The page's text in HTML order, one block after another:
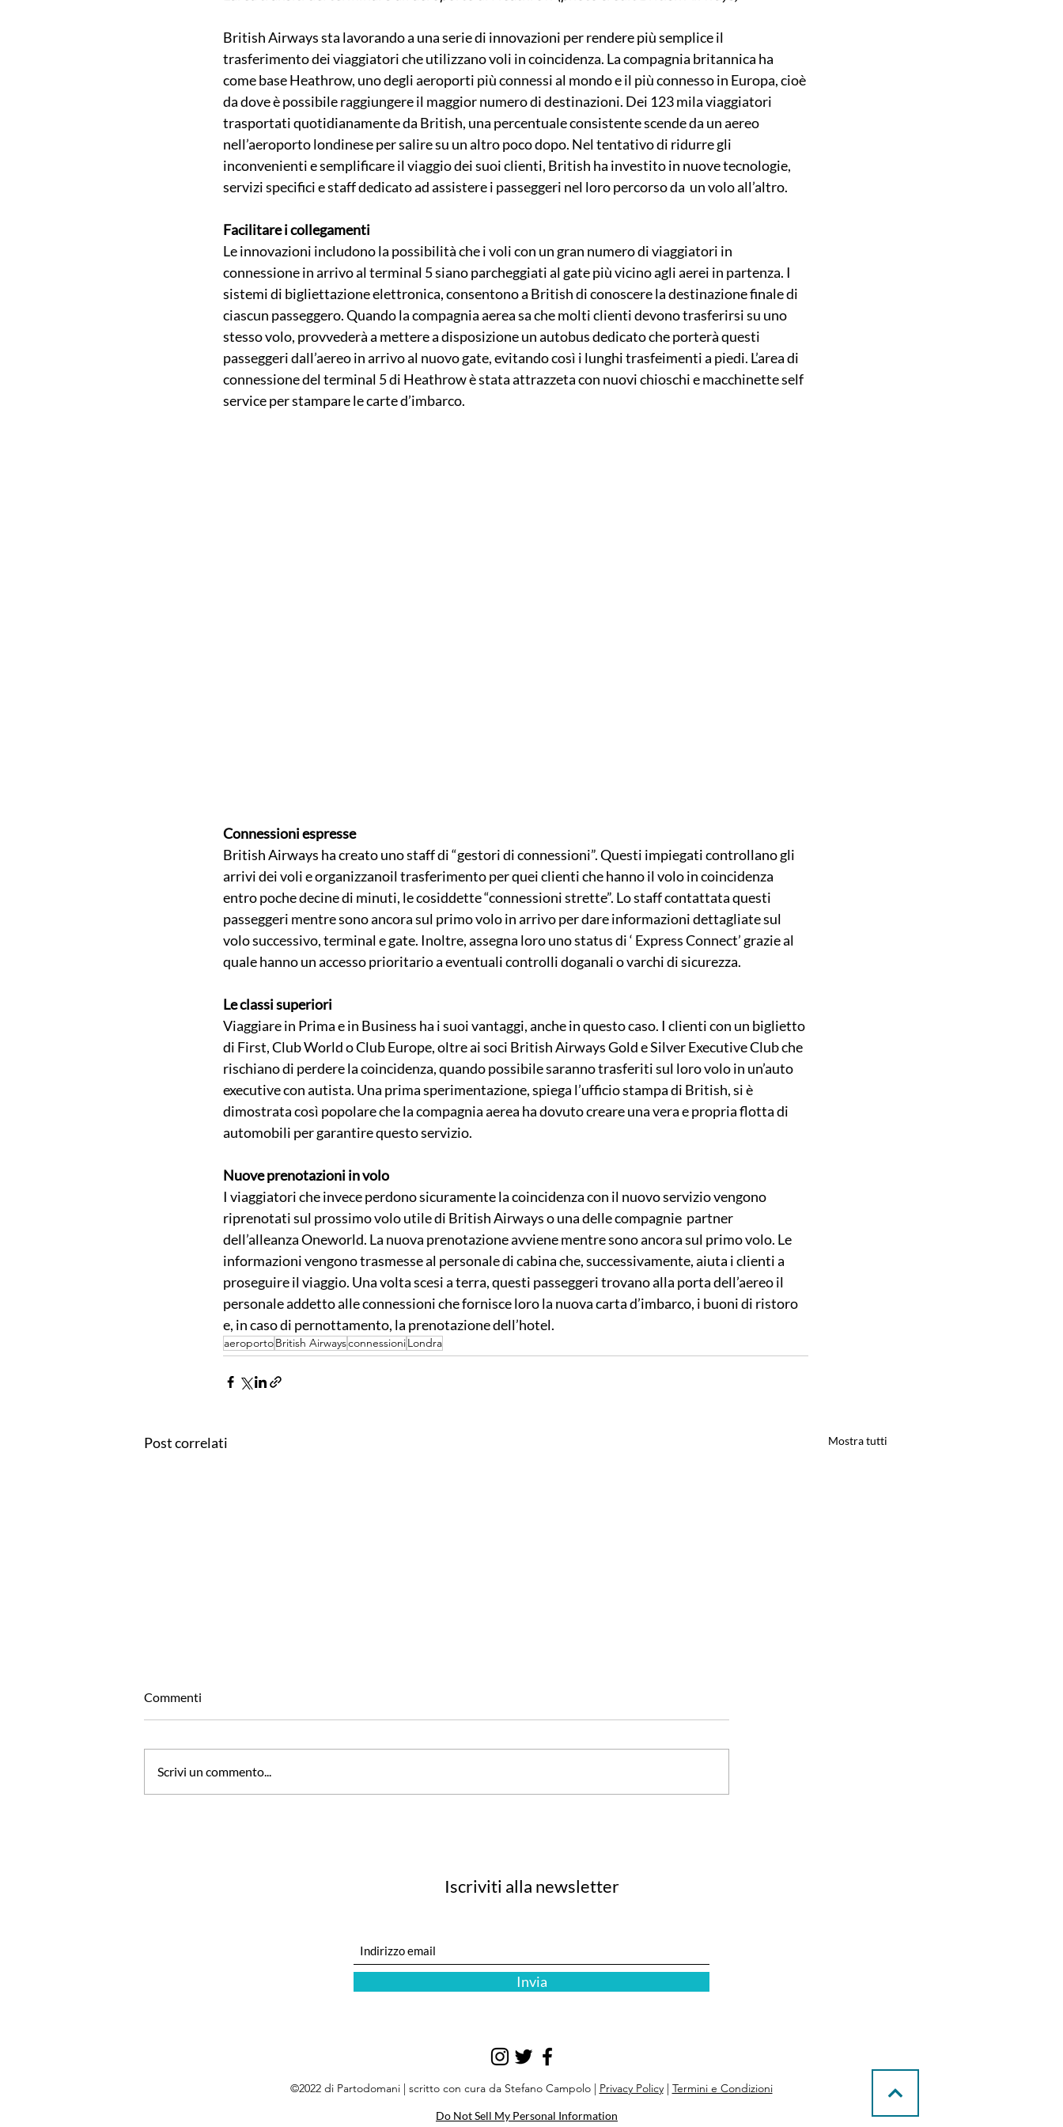
British Airways sta lavorando a una serie di innovazioni per rendere più semplice il
trasferimento dei viaggiatori che utilizzano voli in coincidenza. La compagnia britannica ha
come base Heathrow, uno degli aeroporti più connessi al mondo e il più connesso in Europa, cioè
da dove è possibile raggiungere il maggior numero di destinazioni. Dei 123 mila viaggiatori
trasportati quotidianamente da British, una percentuale consistente scende da un aereo
nell’aeroporto londinese per salire su un altro poco dopo. Nel tentativo di ridurre gli
inconvenienti e semplificare il viaggio dei suoi clienti, British ha investito in nuove tecnologie,
servizi specifici e staff dedicato ad assistere i passeggeri nel loro percorso da  un volo all’altro.
Facilitare i collegamenti
Le innovazioni includono la possibilità che i voli con un gran numero di viaggiatori in
connessione in arrivo al terminal 5 siano parcheggiati al gate più vicino agli aerei in partenza. I
sistemi di bigliettazione elettronica, consentono a British di conoscere la destinazione finale di
ciascun passeggero. Quando la compagnia aerea sa che molti clienti devono trasferirsi su uno
stesso volo, provvederà a mettere a disposizione un autobus dedicato che porterà questi
passeggeri dall’aereo in arrivo al nuovo gate, evitando così i lunghi trasfeimenti a piedi. L’area di
connessione del terminal 5 di Heathrow è stata attrazzeta con nuovi chioschi e macchinette self
service per stampare le carte d’imbarco.
Connessioni espresse
British Airways ha creato uno staff di “gestori di connessioni”. Questi impiegati controllano gli
arrivi dei voli e organizzanoil trasferimento per quei clienti che hanno il volo in coincidenza
entro poche decine di minuti, le cosiddette “connessioni strette”. Lo staff contattata questi
passeggeri mentre sono ancora sul primo volo in arrivo per dare informazioni dettagliate sul
volo successivo, terminal e gate. Inoltre, assegna loro uno status di ‘ Express Connect’ grazie al
quale hanno un accesso prioritario a eventuali controlli doganali o varchi di sicurezza.
Le classi superiori
Viaggiare in Prima e in Business ha i suoi vantaggi, anche in questo caso. I clienti con un biglietto
di First, Club World o Club Europe, oltre ai soci British Airways Gold e Silver Executive Club che
rischiano di perdere la coincidenza, quando possibile saranno trasferiti sul loro volo in un’auto
executive con autista. Una prima sperimentazione, spiega l’ufficio stampa di British, si è
dimostrata così popolare che la compagnia aerea ha dovuto creare una vera e propria flotta di
automobili per garantire questo servizio.
Nuove prenotazioni in volo
I viaggiatori che invece perdono sicuramente la coincidenza con il nuovo servizio vengono
riprenotati sul prossimo volo utile di British Airways o una delle compagnie  partner
dell’alleanza Oneworld. La nuova prenotazione avviene mentre sono ancora sul primo volo. Le
informazioni vengono trasmesse al personale di cabina che, successivamente, aiuta i clienti a
proseguire il viaggio. Una volta scesi a terra, questi passeggeri trovano alla porta dell’aereo il
personale addetto alle connessioni che fornisce loro la nuova carta d’imbarco, i buoni di ristoro
e, in caso di pernottamento, la prenotazione dell’hotel.
aeroportoBritish AirwaysconnessioniLondra
Post correlati Mostra tutti
Commenti
Scrivi un commento...
Iscriviti alla newsletter
Invia
©2022 di Partodomani | scritto con cura da Stefano Campolo | Privacy Policy| Termini e Condizioni
Do Not Sell My Personal Information